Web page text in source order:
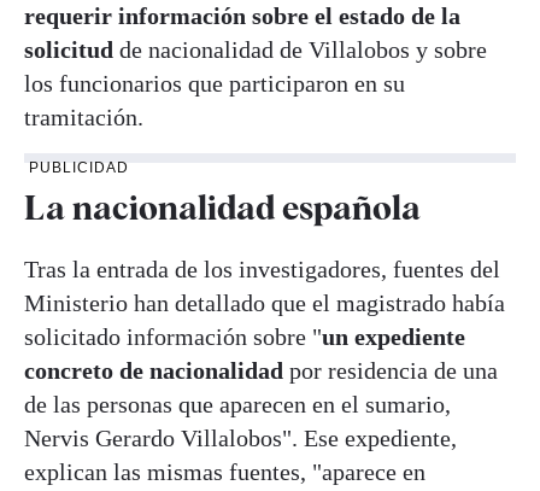
requerir información sobre el estado de la
solicitud de nacionalidad de Villalobos y sobre
los funcionarios que participaron en su
tramitación.
PUBLICIDAD
La nacionalidad española
Tras la entrada de los investigadores, fuentes del
Ministerio han detallado que el magistrado había
solicitado información sobre "un expediente
concreto de nacionalidad por residencia de una
de las personas que aparecen en el sumario,
Nervis Gerardo Villalobos". Ese expediente,
explican las mismas fuentes, "aparece en